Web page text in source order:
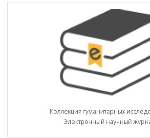
Коллекция гуманитарных
Электронный научный